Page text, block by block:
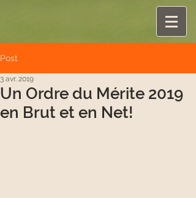
Post
Un Ordre du Mérite 2019
en Brut et en Net!
3 avr. 2019